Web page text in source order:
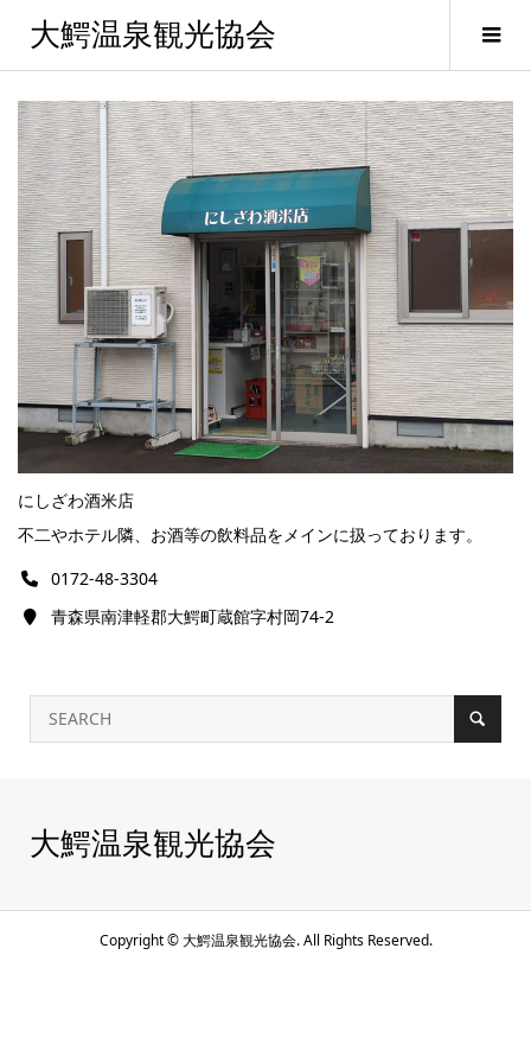
大鰐温泉観光協会
にしざわ酒米店
不二やホテル隣、お酒等の飲料品をメインに扱っております。
0172-48-3304
青森県南津軽郡大鰐町蔵館字村岡74-2
大鰐温泉観光協会
Copyright ©大鰐温泉観光協会. All Rights Reserved.